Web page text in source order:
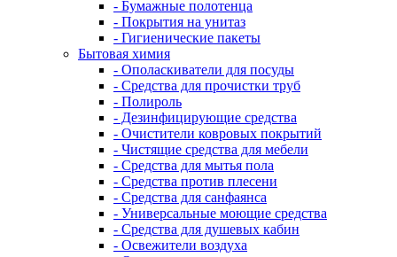
- Бумажные полотенца
- Покрытия на унитаз
- Гигиенические пакеты
Бытовая химия
- Ополаскиватели для посуды
- Средства для прочистки труб
- Полироль
- Дезинфицирующие средства
- Очистители ковровых покрытий
- Чистящие средства для мебели
- Средства для мытья пола
- Средства против плесени
- Средства для санфаянса
- Универсальные моющие средства
- Средства для душевых кабин
- Освежители воздуха